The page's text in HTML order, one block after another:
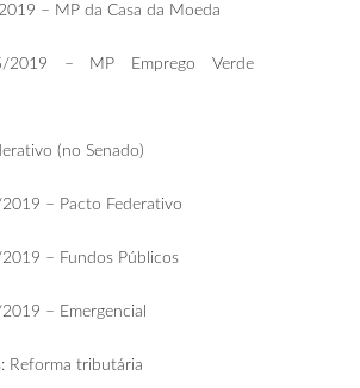
– MP da Casa da Moeda
2019 – MP Emprego Verde
(no Senado)
2019 – Pacto Federativo
2019 – Fundos Públicos
– Emergencial
Reforma tributária